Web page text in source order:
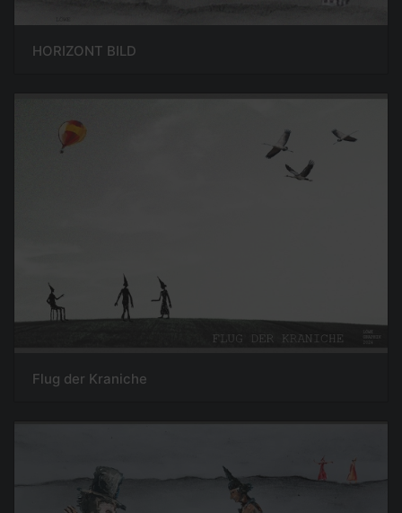
HORIZONT BILD
Flug der Kraniche